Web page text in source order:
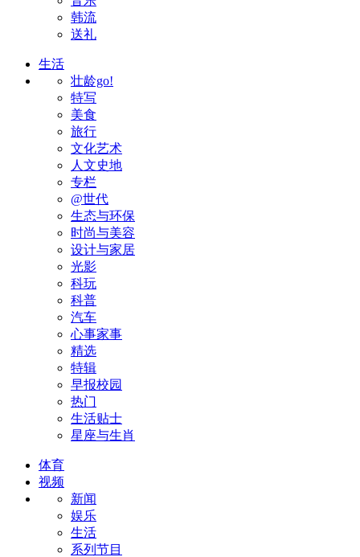
韩流
送礼
生活
壮龄go!
特写
美食
旅行
文化艺术
人文史地
专栏
@世代
生态与环保
时尚与美容
设计与家居
光影
科玩
科普
汽车
心事家事
精选
特辑
早报校园
热门
生活贴士
星座与生肖
体育
视频
新闻
娱乐
生活
系列节目